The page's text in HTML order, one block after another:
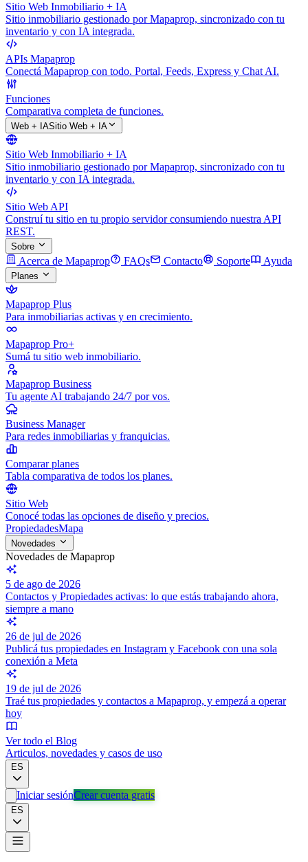
Sitio Web Inmobiliario + IA
Sitio inmobiliario gestionado por Mapaprop, sincronizado con tu
inventario y con IA integrada.
APIs Mapaprop
Conectá Mapaprop con todo. Portal, Feeds, Express y Chat AI.
Funciones
Comparativa completa de funciones.
Web + IASitio Web + IA
Sitio Web Inmobiliario + IA
Sitio inmobiliario gestionado por Mapaprop, sincronizado con tu
inventario y con IA integrada.
Sitio Web API
Construí tu sitio en tu propio servidor consumiendo nuestra API
REST.
Sobre
Acerca de Mapaprop FAQs Contacto Soporte Ayuda
Planes
Mapaprop Plus
Para inmobiliarias activas y en crecimiento.
Mapaprop Pro+
Sumá tu sitio web inmobiliario.
Mapaprop Business
Tu agente AI trabajando 24/7 por vos.
Business Manager
Para redes inmobiliarias y franquicias.
Comparar planes
Tabla comparativa de todos los planes.
Sitio Web
Conocé todas las opciones de diseño y precios.
PropiedadesMapa
Novedades
Novedades de Mapaprop
5 de ago de 2026
Contactos y Propiedades activas: lo que estás trabajando ahora,
siempre a mano
26 de jul de 2026
Publicá tus propiedades en Instagram y Facebook con una sola
conexión a Meta
19 de jul de 2026
Traé tus propiedades y contactos a Mapaprop, y empezá a operar
hoy
Ver todo el Blog
Articulos, novedades y casos de uso
ES
Iniciar sesiónCrear cuenta gratis
ES